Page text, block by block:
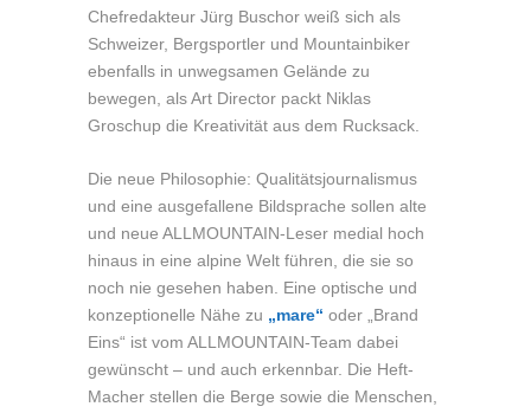
Chefredakteur Jürg Buschor weiß sich als
Schweizer, Bergsportler und Mountainbiker
ebenfalls in unwegsamen Gelände zu
bewegen, als Art Director packt Niklas
Groschup die Kreativität aus dem Rucksack.
Die neue Philosophie: Qualitätsjournalismus
und eine ausgefallene Bildsprache sollen alte
und neue ALLMOUNTAIN-Leser medial hoch
hinaus in eine alpine Welt führen, die sie so
noch nie gesehen haben. Eine optische und
konzeptionelle Nähe zu „mare“ oder „Brand
Eins“ ist vom ALLMOUNTAIN-Team dabei
gewünscht – und auch erkennbar. Die Heft-
Macher stellen die Berge sowie die Menschen,